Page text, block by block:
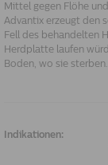
Mittel gegen Flöhe
Advantix erzeugt den
Fell des behandelten
Herdplatte laufen
Boden, wo sie sterben.
Indikationen: